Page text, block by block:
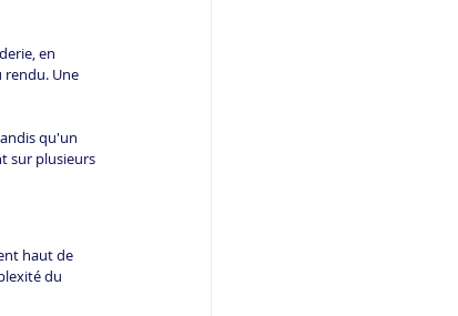
en
rendu. Une
qu'un
sur plusieurs
haut de
du